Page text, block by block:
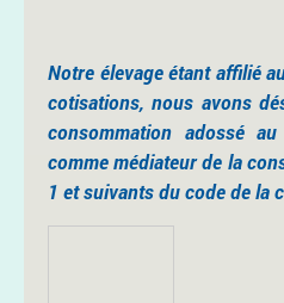
Notre élevage étant affilié
cotisations, nous avons
consommation adossé
comme médiateur de la
1 et suivants du code de la